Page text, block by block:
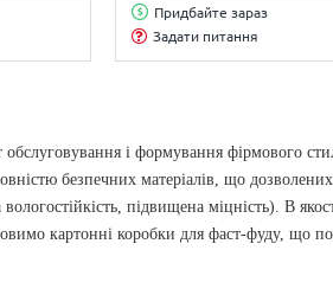
і формування фірмового
безпечних матеріалів, що
підвищена міцність). В
картонні коробки для фаст-фуду, що
Придбайте зараз
Задати питання